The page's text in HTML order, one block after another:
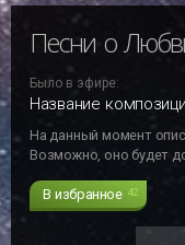
Песни о
Было в эфире:
Название
На данный момент
Возможно, оно будет
В избранное 42